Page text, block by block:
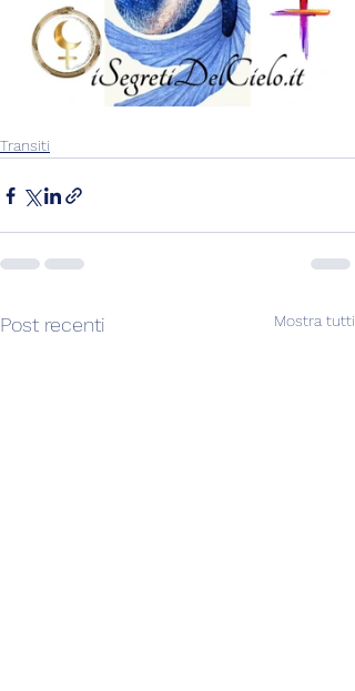
Transiti
Post recenti Mostra tutti